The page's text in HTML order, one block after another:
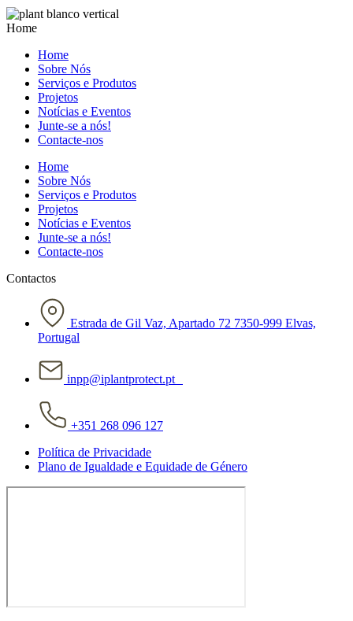
Home
Home
Sobre Nós
Serviços e Produtos
Projetos
Notícias e Eventos
Junte-se a nós!
Contacte-nos
Home
Sobre Nós
Serviços e Produtos
Projetos
Notícias e Eventos
Junte-se a nós!
Contacte-nos
Contactos
Estrada de Gil Vaz, Apartado 72 7350-999 Elvas,
Portugal
inpp@iplantprotect.pt
+351 268 096 127
Política de Privacidade
Plano de Igualdade e Equidade de Género